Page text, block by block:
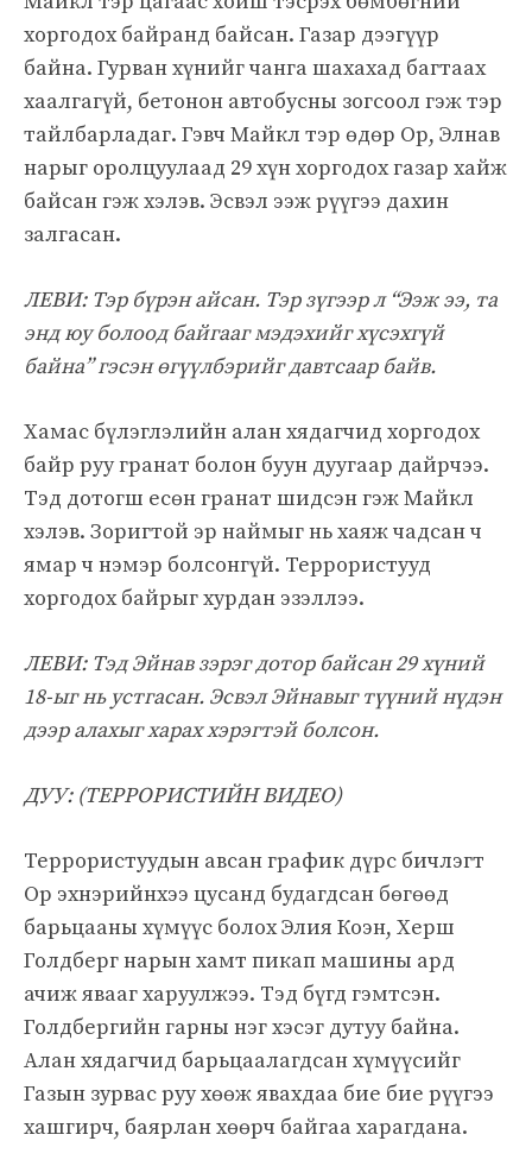
хоргодох байранд байсан. Газар дээгүүр
байна. Гурван хүнийг чанга шахахад багтаах
хаалгагүй, бетонон автобусны зогсоол гэж тэр
тайлбарладаг. Гэвч Майкл тэр өдөр Ор, Элнав
нарыг оролцуулаад 29 хүн хоргодох газар хайж
байсан гэж хэлэв. Эсвэл ээж рүүгээ дахин
залгасан.
ЛЕВИ: Тэр бүрэн айсан. Тэр зүгээр л “Ээж ээ, та
энд юу болоод байгааг мэдэхийг хүсэхгүй
байна” гэсэн өгүүлбэрийг давтсаар байв.
Хамас бүлэглэлийн алан хядагчид хоргодох
байр руу гранат болон буун дуугаар дайрчээ.
Тэд дотогш есөн гранат шидсэн гэж Майкл
хэлэв. Зоригтой эр наймыг нь хаяж чадсан ч
ямар ч нэмэр болсонгүй. Террористууд
хоргодох байрыг хурдан эзэллээ.
ЛЕВИ: Тэд Эйнав зэрэг дотор байсан 29 хүний ​​
18-ыг нь устгасан. Эсвэл Эйнавыг түүний нүдэн
дээр алахыг харах хэрэгтэй болсон.
ДУУ: (ТЕРРОРИСТИЙН ВИДЕО)
Террористуудын авсан график дүрс бичлэгт
Ор эхнэрийнхээ цусанд будагдсан бөгөөд
барьцааны хүмүүс болох Элия Коэн, Херш
Голдберг нарын хамт пикап машины ард
ачиж явааг харуулжээ. Тэд бүгд гэмтсэн.
Голдбергийн гарны нэг хэсэг дутуу байна.
Алан хядагчид барьцаалагдсан хүмүүсийг
Газын зурвас руу хөөж явахдаа бие бие рүүгээ
хашгирч, баярлан хөөрч байгаа харагдана.